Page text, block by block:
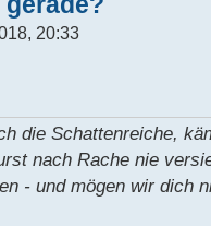
20:33
die Schattenreiche,
nach Rache nie
- und mögen wir dich